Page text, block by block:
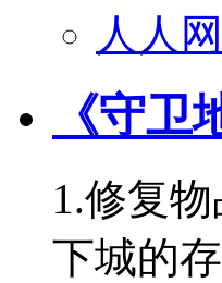
人人网
《守
1.修复
下城的